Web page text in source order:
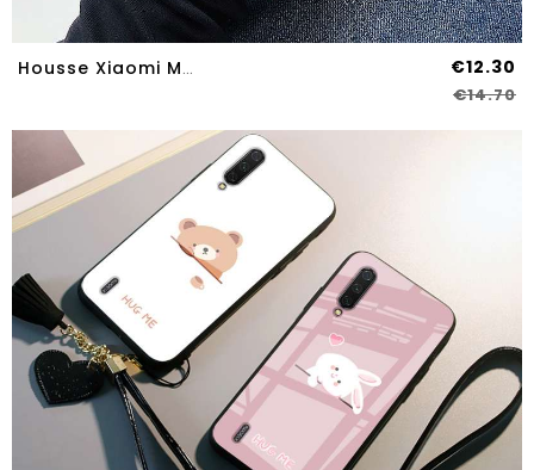
Housse Xiaomi Mi A3 Silicone Protection Tout Compris Simple Charmant Tendance Téléphone Portable Arm €12.30
€14.70